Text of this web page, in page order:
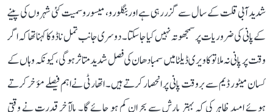
شدید آبی قلت کے سال سے گزر رہی ہے اور بنگلورو، میسورو سمیت کئی شہروں کی پینے
کے پانی کی ضروریات پر سمجھوتہ نہیں کیا جا سکتا۔ دوسری جانب تمل ناڈو کا کہنا تھا کہ اگر
وقت پر پانی نہ ملا تو کاویری ڈیلٹا میں سمبا دھان کی فصل شدید متاثر ہوگی، کیونکہ وہاں کے
کسان میٹور ڈیم سے بروقت پانی پر انحصار کرتے ہیں۔ اتھارٹی نے اہم فیصلے مؤخر کرتے
ہوئے امید ظاہر کی کہ بہتر بارش سے بحران کم ہو جائے گا۔ بالآخر قدرت نے وقتی